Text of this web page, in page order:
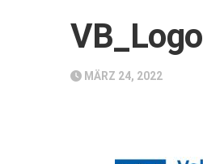
VB_Logo
MÄRZ 24, 2022